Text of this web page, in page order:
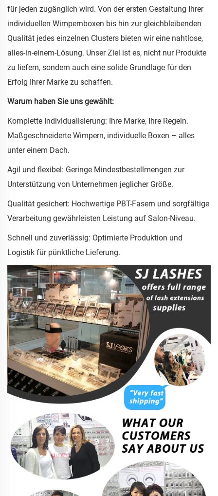
für jeden zugänglich wird. Von der ersten Gestaltung Ihrer
individuellen Wimpernboxen bis hin zur gleichbleibenden
Qualität jedes einzelnen Clusters bieten wir eine nahtlose,
alles-in-einem-Lösung. Unser Ziel ist es, nicht nur Produkte
zu liefern, sondern auch eine solide Grundlage für den
Erfolg Ihrer Marke zu schaffen.
Warum haben Sie uns gewählt:
Komplette Individualisierung: Ihre Marke, Ihre Regeln.
Maßgeschneiderte Wimpern, individuelle Boxen – alles
unter einem Dach.
Agil und flexibel: Geringe Mindestbestellmengen zur
Unterstützung von Unternehmen jeglicher Größe.
Qualität gesichert: Hochwertige PBT-Fasern und sorgfältige
Verarbeitung gewährleisten Leistung auf Salon-Niveau.
Schnell und zuverlässig: Optimierte Produktion und
Logistik für pünktliche Lieferung.